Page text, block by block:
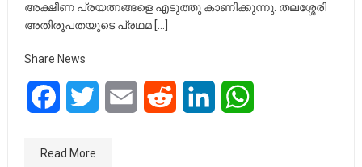
അക്ഷീണ പ്രയത്നങ്ങളെ എടുത്തു കാണിക്കുന്നു. തലശ്ശേരി
അതിരൂപതയുടെ പ്രഥമ […]
Share News
FacebookTwitter Email Reddit LinkedIn
Read More